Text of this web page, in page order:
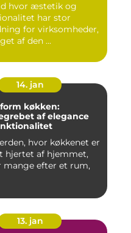
hvor æstetik og
har stor
for virksomheder,
af den ...
14. jan
køkken:
af elegance
hvor køkkenet er
hjertet af hjemmet,
mange efter et rum,
13. jan